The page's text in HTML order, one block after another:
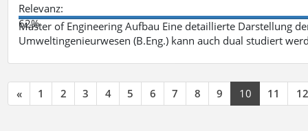
Relevanz:
62%
Master of Engineering Aufbau Eine detaillierte Darstellung
Umweltingenieurwesen (B.Eng.) kann auch dual studiert
« 1 2 3 4 5 6 7 8 9 10 11 12